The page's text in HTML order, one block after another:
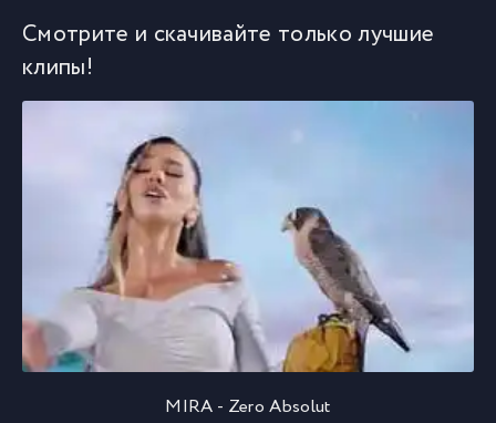
Смотрите и скачивайте только лучшие
клипы!
MIRA - Zero Absolut